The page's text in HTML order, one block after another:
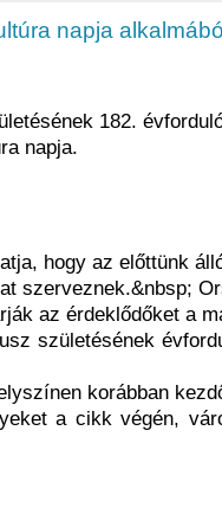
napja
182.
napja.
hogy az előttünk
szerveznek.&nbsp;
az érdeklődőket a
születésének
korábban
a cikk végén,